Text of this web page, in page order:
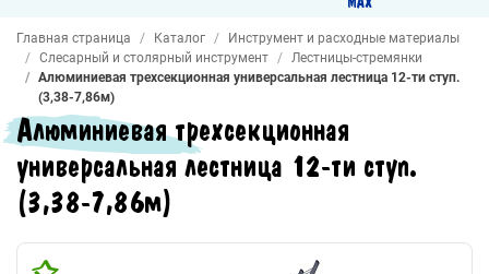
Главная страница Каталог
Инструмент и расходные материалы
Слесарный и столярный инструмент
Лестницы-стремянки
Алюминиевая трехсекционная универсальная лестница 12-ти ступ.
(3,38-7,86м)
Алюминиевая трехсекционная
универсальная лестница 12-ти ступ.
(3,38-7,86м)